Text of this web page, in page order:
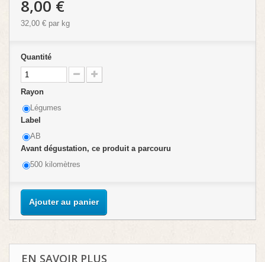
8,00 €
32,00 € par kg
Quantité
Rayon
Légumes
Label
AB
Avant dégustation, ce produit a parcouru
500 kilomètres
Ajouter au panier
EN SAVOIR PLUS